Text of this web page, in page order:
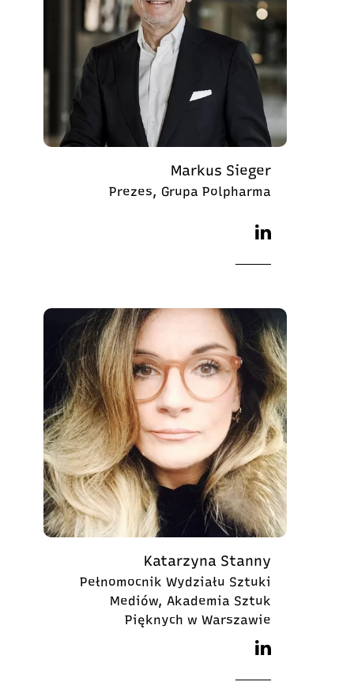
Markus Sieger
Prezes, Grupa Polpharma
Katarzyna Stanny
Pełnomocnik Wydziału Sztuki
Mediów, Akademia Sztuk
Pięknych w Warszawie